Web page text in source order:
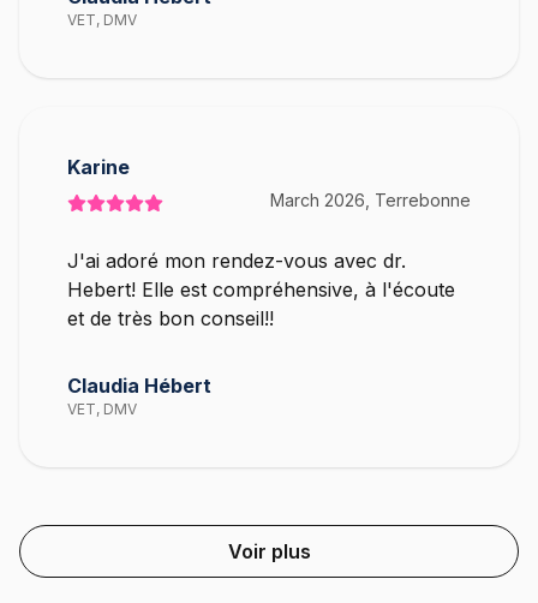
VET, DMV
Karine
March 2026, Terrebonne
J'ai adoré mon rendez-vous avec dr.
Hebert! Elle est compréhensive, à l'écoute
et de très bon conseil!!
Claudia Hébert
VET, DMV
Voir plus